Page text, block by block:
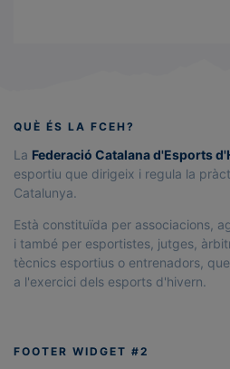
QUÈ ÉS LA FCEH?
La Federació Catalana d'Esports
esportiu que dirigeix i regula la
Catalunya.
Està constituïda per associacions,
i també per esportistes, jutges,
tècnics esportius o entrenadors,
a l'exercici dels esports d'hivern.
FOOTER WIDGET #2